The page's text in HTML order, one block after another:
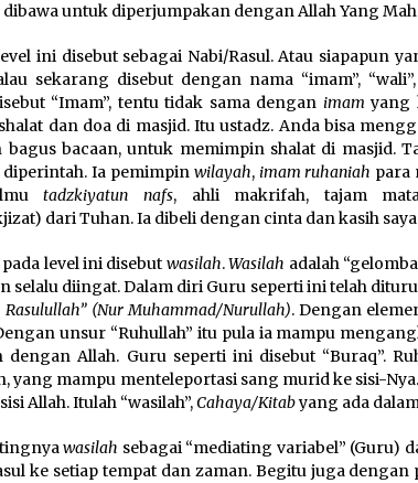
untuk diperjumpakan dengan Allah Yang
ini disebut sebagai Nabi/Rasul. Atau siapapun
sekarang disebut dengan nama “imam”,
“Imam”, tentu tidak sama dengan imamyang
dan doa di masjid. Itu ustadz. Anda bisa
bagus bacaan, untuk memimpin shalat di masjid.
diperintah. Ia pemimpin wilayah, imam ruhaniah para
tadzkiyatun nafs, ahli makrifah, tajam
dari Tuhan. Ia dibeli dengan cinta dan kasih
level ini disebut wasilah.Wasilah adalah
selalu diingat. Dalam diri Guru seperti ini telah
Rasulullah” (Nur Muhammad/Nurullah). Dengan
unsur “Ruhullah” itu pula ia mampu
dengan Allah. Guru seperti ini disebut “Buraq”.
yang mampu menteleportasi sang murid ke sisi-
Allah. Itulah “wasilah”,Cahaya/Kitabyang ada
wasilah sebagai “mediating variabel” (Guru)
ke setiap tempat dan zaman. Begitu juga